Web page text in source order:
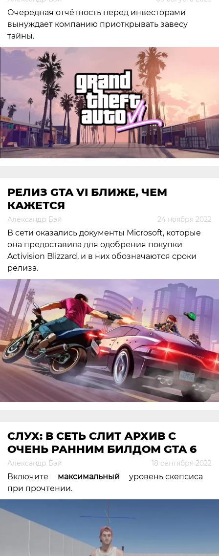
Очередная отчётность перед инвесторами
вынуждает компанию приоткрывать завесу
тайны.
РЕЛИЗ GTA VI БЛИЖЕ, ЧЕМ
КАЖЕТСЯ
Александр Бэй 24 ноября 2022
В сети оказались документы Microsoft, которые
она предоставила для одобрения покупки
Activision Blizzard, и в них обозначаются сроки
релиза.
СЛУХ: В СЕТЬ СЛИТ АРХИВ С
ОЧЕНЬ РАННИМ БИЛДОМ GTA 6
Александр Бэй 18 сентября 2022
Включите максимальный
уровень скепсиса
при прочтении.